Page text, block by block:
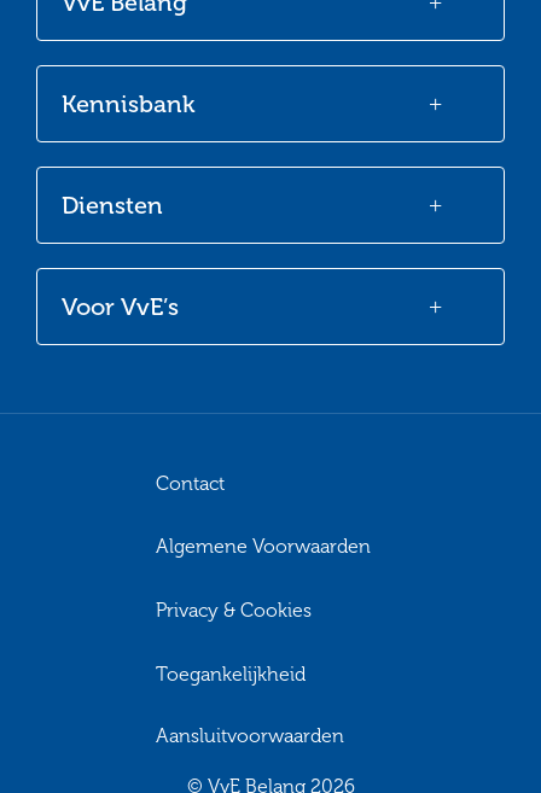
Voor VvE’s
Diensten
Kennisbank
© VvE Belang 2026
Contact
Algemene Voorwaarden
Privacy & Cookies
Toegankelijkheid
Aansluitvoorwaarden